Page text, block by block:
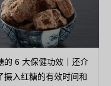
的 6 大保健功效｜还介
摄入红糖的有效时间和